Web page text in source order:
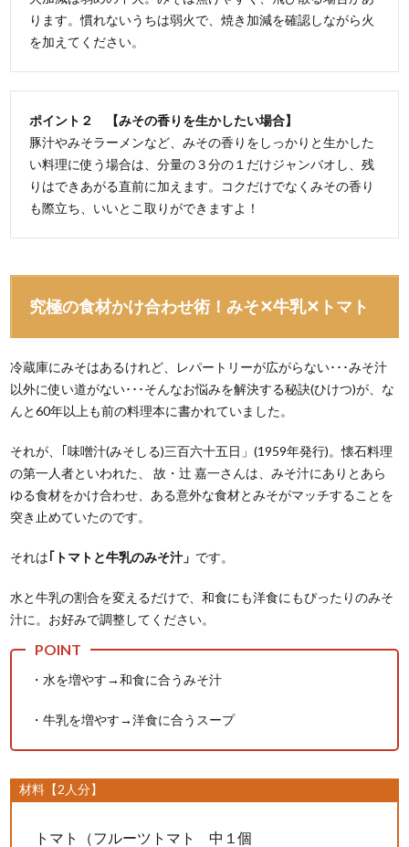
ります。慣れないうちは弱火で、焼き加減を確認しながら火
を加えてください。
ポイント２ 【みその香りを生かしたい場合】
豚汁やみそラーメンなど、みその香りをしっかりと生かした
い料理に使う場合は、分量の３分の１だけジャンバオし、残
りはできあがる直前に加えます。コクだけでなくみその香り
も際立ち、いいとこ取りができますよ！
究極の食材かけ合わせ術！みそ✕牛乳✕トマト
冷蔵庫にみそはあるけれど、レパートリーが広がらない･･･みそ汁
以外に使い道がない･･･そんなお悩みを解決する秘訣(ひけつ)が、な
んと60年以上も前の料理本に書かれていました。
それが、｢味噌汁(みそしる)三百六十五日」(1959年発行)。懐石料理
の第一人者といわれた、 故・辻 嘉一さんは、みそ汁にありとあら
ゆる食材をかけ合わせ、ある意外な食材とみそがマッチすることを
突き止めていたのです。
それは ｢トマトと牛乳のみそ汁」 です。
水と牛乳の割合を変えるだけで、和食にも洋食にもぴったりのみそ
汁に。お好みで調整してください。
・水を増やす→和食に合うみそ汁
・牛乳を増やす→洋食に合うスープ
材料【2人分】
トマト（フルーツトマト
中１個